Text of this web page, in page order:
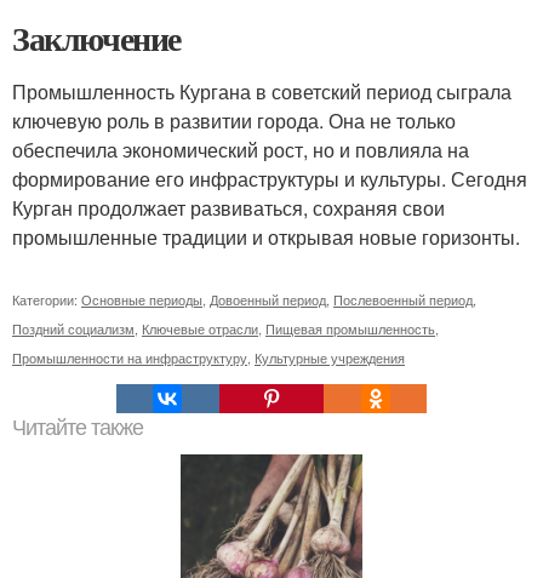
Заключение
Промышленность Кургана в советский период сыграла
ключевую роль в развитии города. Она не только
обеспечила экономический рост, но и повлияла на
формирование его инфраструктуры и культуры. Сегодня
Курган продолжает развиваться, сохраняя свои
промышленные традиции и открывая новые горизонты.
Категории: Основные периоды Довоенный период Послевоенный период
Поздний социализм Ключевые отрасли Пищевая промышленность
Промышленности на инфраструктуру Культурные учреждения
Читайте также